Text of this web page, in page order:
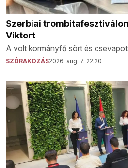
Szerbiai
Viktort
A volt kormányfő sört és
SZÓRAKOZÁS2026. aug. 7. 22:20